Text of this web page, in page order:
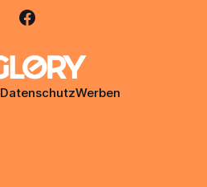
DatenschutzWerben